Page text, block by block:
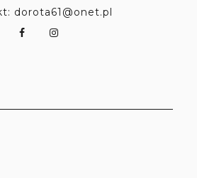
dorota61@onet.pl